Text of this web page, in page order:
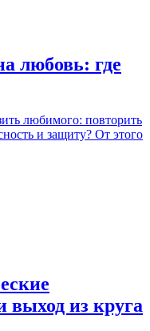
любовь: где
любимого: повторить
и защиту? От этого
выход из круга